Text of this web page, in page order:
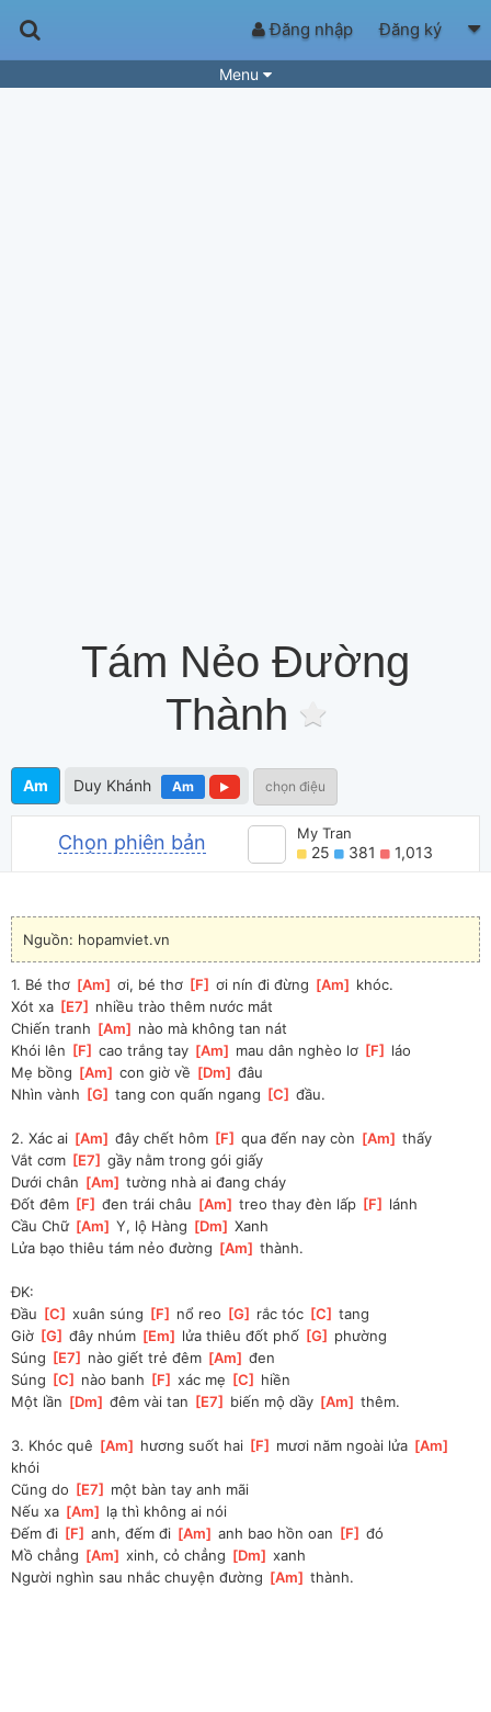
Đăng nhập Đăng ký
Menu
Tám Nẻo Đường
Thành
Am Duy Khánh Am chọn điệu
Chọn phiên bản My Tran
25 381 1,013
Nguồn: hopamviet.vn
1. Bé thơ [Am ] ơi, bé thơ [F ] ơi nín đi đừng [Am
khóc.
Xót xa [E7
nhiều trào thêm nước mắt
Chiến tranh [Am
nào mà không tan nát
Khói lên [F ] cao trắng tay [Am mau dân nghèo lơ [F
láo
Mẹ bồng [Am ] con giờ về [Dm ] đâu
Nhìn vành [G ] tang con quấn ngang [C ] đầu.
2. Xác ai [Am ] đây chết hôm [F ] qua đến nay còn [Am ] thấy
Vắt cơm [E7 ] gầy nằm trong gói giấy
Dưới chân [Am ] tường nhà ai đang cháy
Ðốt đêm [F ] đen trái châu [Am ] treo thay đèn lấp [F
lánh
Cầu Chữ [Am ] Y, lộ Hàng [Dm ] Xanh
Lửa bạo thiêu tám nẻo đường [Am ] thành.
ĐK:
Ðầu [C ] xuân súng [F nổ reo [G rắc tóc [C ] tang
Giờ [G ] đây nhúm [Em lửa thiêu đốt phố [G
phường
Súng [E7 nào giết trẻ đêm [Am ] đen
Súng [C nào banh [F ] xác mẹ [C
hiền
Một lần [Dm ] đêm vài tan [E7 biến mộ dầy [Am ] thêm.
3. Khóc quê [Am hương suốt hai [F mươi năm ngoài lửa [Am
khói
Cũng do [E7
một bàn tay anh mãi
Nếu xa [Am
lạ thì không ai nói
Ðếm đi [F ] anh, đếm đi [Am ] anh bao hồn oan [F ] đó
Mồ chẳng [Am ] xinh, cỏ chẳng [Dm ] xanh
Người nghìn sau nhắc chuyện đường [Am ] thành.